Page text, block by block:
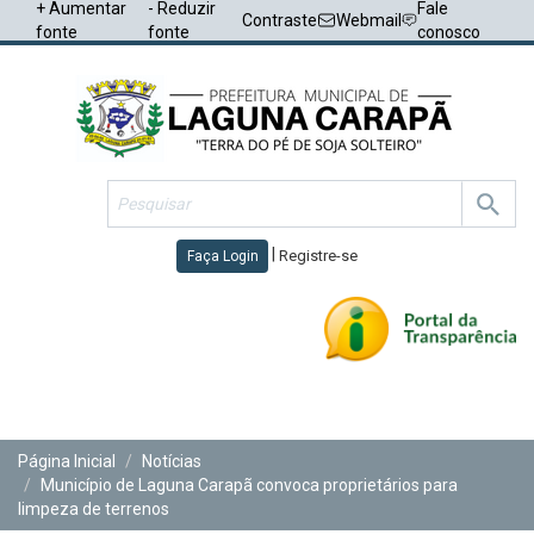
+ Aumentar
fonte
- Reduzir
fonte
Contraste Webmail
Fale
conosco
Faça Login Registre-se
Página Inicial
Notícias
Município de Laguna Carapã convoca proprietários para
limpeza de terrenos